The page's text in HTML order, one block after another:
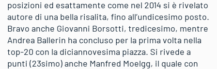
posizioni ed esattamente come nel 2014 si è rivelato
autore di una bella risalita, fino all’undicesimo posto.
Bravo anche Giovanni Borsotti, tredicesimo, mentre
Andrea Ballerin ha concluso per la prima volta nella
top-20 con la diciannovesima piazza. Si rivede a
punti (23simo) anche Manfred Moelgg, il quale con